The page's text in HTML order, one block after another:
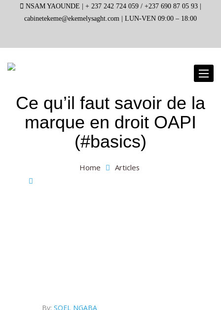
NSAM YAOUNDE | + 237 242 724 059 / +237 690 87 05 93 |
cabinetekeme@ekemelysaght.com | LUN-VEN 09:00 – 18:00
Ce qu’il faut savoir de la
marque en droit OAPI
(#basics)
Home
Articles
By: SOEL NGABA